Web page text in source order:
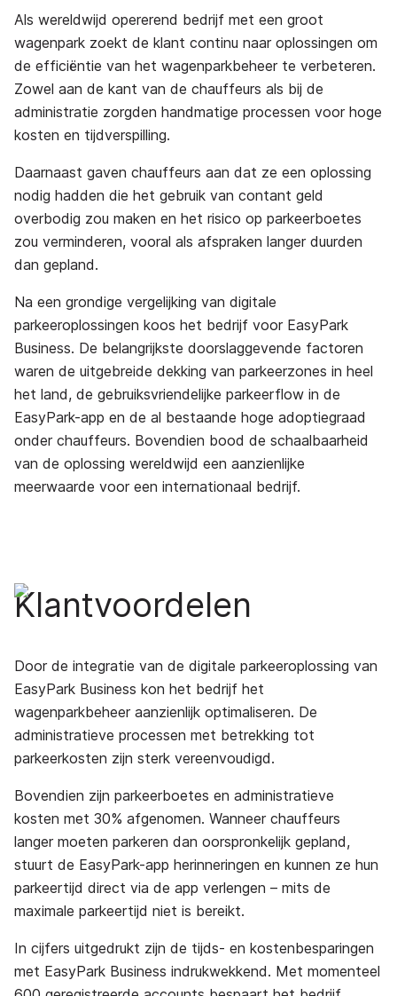
Als wereldwijd opererend bedrijf met een groot
wagenpark zoekt de klant continu naar oplossingen om
de efficiëntie van het wagenparkbeheer te verbeteren.
Zowel aan de kant van de chauffeurs als bij de
administratie zorgden handmatige processen voor hoge
kosten en tijdverspilling.
Daarnaast gaven chauffeurs aan dat ze een oplossing
nodig hadden die het gebruik van contant geld
overbodig zou maken en het risico op parkeerboetes
zou verminderen, vooral als afspraken langer duurden
dan gepland.
Na een grondige vergelijking van digitale
parkeeroplossingen koos het bedrijf voor EasyPark
Business. De belangrijkste doorslaggevende factoren
waren de uitgebreide dekking van parkeerzones in heel
het land, de gebruiksvriendelijke parkeerflow in de
EasyPark-app en de al bestaande hoge adoptiegraad
onder chauffeurs. Bovendien bood de schaalbaarheid
van de oplossing wereldwijd een aanzienlijke
meerwaarde voor een internationaal bedrijf.
Klantvoordelen
Door de integratie van de digitale parkeeroplossing van
EasyPark Business kon het bedrijf het
wagenparkbeheer aanzienlijk optimaliseren. De
administratieve processen met betrekking tot
parkeerkosten zijn sterk vereenvoudigd.
Bovendien zijn parkeerboetes en administratieve
kosten met 30% afgenomen. Wanneer chauffeurs
langer moeten parkeren dan oorspronkelijk gepland,
stuurt de EasyPark-app herinneringen en kunnen ze hun
parkeertijd direct via de app verlengen – mits de
maximale parkeertijd niet is bereikt.
In cijfers uitgedrukt zijn de tijds- en kostenbesparingen
met EasyPark Business indrukwekkend. Met momenteel